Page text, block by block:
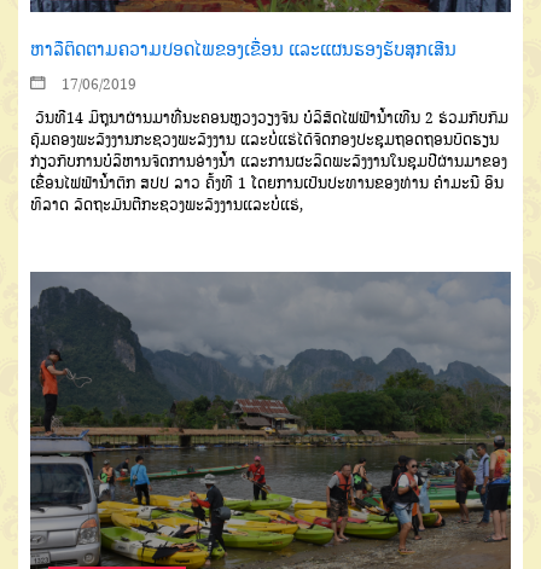
ຫາລືຕິດຕາມຄວາມປອດໄພຂອງເຂື່ອນ ແລະແຜນຮອງຮັບສຸກເສີນ
17/06/2019
ວັນທີ14 ມິຖຸນາຜ່ານມາທີ່ນະຄອນຫຼວງວຽງຈັນ ບໍລິສັດໄຟຟ້ານ້ຳເທີນ 2 ຮ່ວມກັບກົມ
ຄຸ້ມຄອງພະລັງງານກະຊວງພະລັງງານ ແລະບໍ່ແຮ່ໄດ້ຈັດກອງປະຊຸມຖອດຖອນບົດຮຽນ
ກ່ຽວກັບການບໍລິຫານຈັດການອ່າງນ້ຳ ແລະການຜະລິດພະລັງງານໃນຊຸມປີຜ່ານມາຂອງ
ເຂື່ອນໄຟຟ້ານ້ຳຕົກ ສປປ ລາວ ຄັ້ງທີ 1 ໂດຍການເປັນປະທານຂອງທ່ານ ຄຳມະນີ ອິນ
ທິລາດ ລັດຖະມົນຕີກະຊວງພະລັງງານແລະບໍ່ແຮ່,